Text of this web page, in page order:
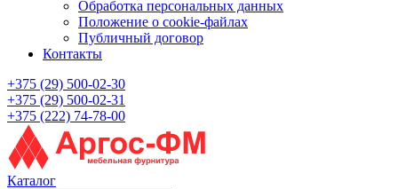
Обработка персональных данных
Положение о cookie-файлах
Публичный договор
Контакты
+375 (29) 500-02-30
+375 (29) 500-02-31
+375 (222) 74-78-00
Каталог